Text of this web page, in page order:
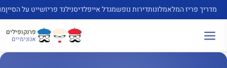
לדלג
לתוכן
מדריך פריז המלאמלונותדירות נופשמגדל אייפלדיסנילנד פריזשייט על הסיין
פרנקופילים
אנונימיים